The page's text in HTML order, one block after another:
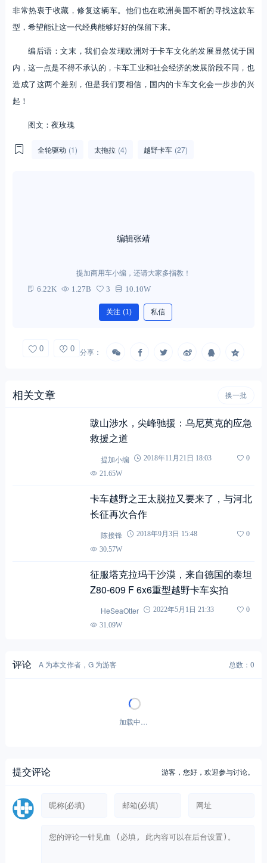
非常热衷于收藏，修复这辆车。他们也在欧洲美国不断的寻找这款车
型，希望能让这一代经典能够好好的保留下来。
编后语：文末，我们会发现欧洲对于卡车文化的发展显然优于国
内，这一点是不得不承认的，卡车工业和社会经济的发展阶段不同，也
造成了这两个差别，但是我们要相信，国内的卡车文化会一步步的兴
起！
图文：夜玫瑰
全轮驱动 (1) 太拖拉 (4) 越野卡车 (27)
编辑张靖
提加商用车小编，还请大家多指教！
6.22K 1.27B 3 10.10W
关注 (1) 私信
0 0 分享：
相关文章 换一批
跋山涉水，尖峰驰援：乌尼莫克的应急
救援之道
提加小编 2018年11月21日 18:03
0
21.65W
卡车越野之王太脱拉又要来了，与河北
长征再次合作
陈接锋 2018年9月3日 15:48
0
30.57W
征服塔克拉玛干沙漠，来自德国的泰坦
Z80-609 F 6x6重型越野卡车实拍
HeSeaOtter 2022年5月1日 21:33
0
31.09W
评论 A 为本文作者，G 为游客 总数：0
加载中…
提交评论 游客，您好，欢迎参与讨论。